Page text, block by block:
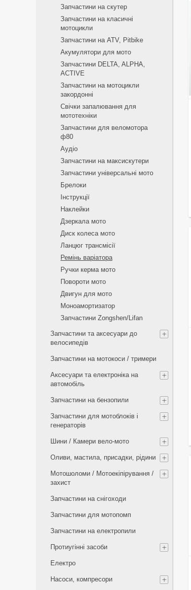
Запчастини на скутер
Запчастини на класичні
мотоцикли
Запчастини на ATV, Pitbike
Акумулятори для мото
Запчастини DELTA, ALPHA,
ACTIVE
Запчастини на мотоцикли
закордонні
Свічки запалювання для
мототехніки
Запчастини для веломотора
ф80
Аудіо
Запчастини на максискутери
Запчастини універсальні мото
Брелоки
Інструкції
Наклейки
Дзеркала мото
Диск колеса мото
Ланцюг трансмісії
Ремінь варіатора
Ручки керма мото
Повороти мото
Двигун для мото
Моноамортизатор
Запчастини Zongshen/Lifan
Запчастини та аксесуари до
велосипедів
Запчастини на мотокоси / тримери
Аксесуари та електроніка на
автомобіль
Запчастини на бензопили
Запчастини для мотоблоків і
генераторів
Шини / Камери вело-мото
Оливи, мастила, присадки, рідини
Мотошоломи / Мотоекіпірування /
захист
Запчастини на снігоходи
Запчастини для мотопомп
Запчастини на електропили
Протиугінні засоби
Електро
Насоси, компресори